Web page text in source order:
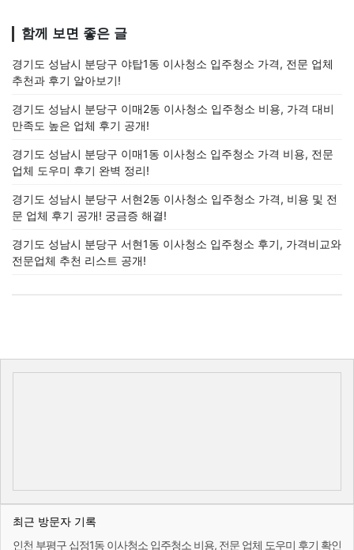
함께 보면 좋은 글
경기도 성남시 분당구 야탑1동 이사청소 입주청소 가격, 전문 업체
추천과 후기 알아보기!
경기도 성남시 분당구 이매2동 이사청소 입주청소 비용, 가격 대비
만족도 높은 업체 후기 공개!
경기도 성남시 분당구 이매1동 이사청소 입주청소 가격 비용, 전문
업체 도우미 후기 완벽 정리!
경기도 성남시 분당구 서현2동 이사청소 입주청소 가격, 비용 및 전
문 업체 후기 공개! 궁금증 해결!
경기도 성남시 분당구 서현1동 이사청소 입주청소 후기, 가격비교와
전문업체 추천 리스트 공개!
최근 방문자 기록
인천 부평구 십정1동 이사청소 입주청소 비용, 전문 업체 도우미 후기 확인